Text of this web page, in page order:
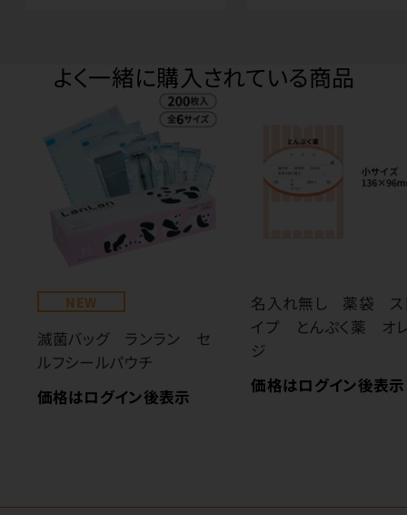
よく一緒に購入されている商品
NEW
滅菌バッグ ランラン セ
ルフシールパウチ
価格はログイン後表示
名入れ無し 薬袋 ス
イプ とんぷく薬 オ
ジ
価格はログイン後表示